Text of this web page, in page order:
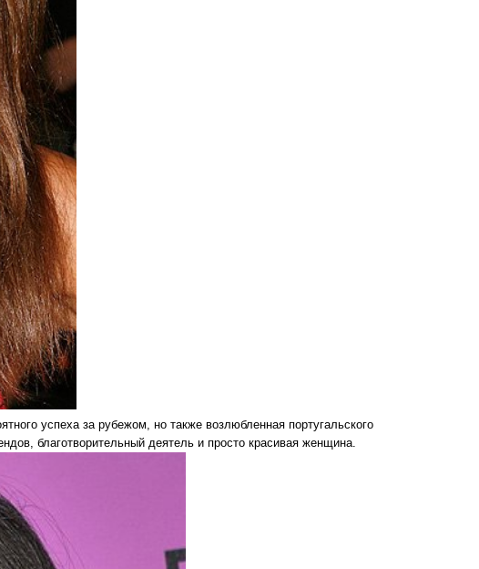
успеха за рубежом, но также возлюбленная португальского
благотворительный деятель и просто красивая женщина.